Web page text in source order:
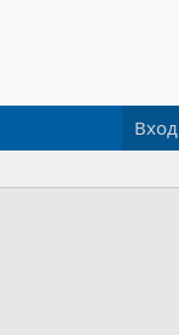
Вход